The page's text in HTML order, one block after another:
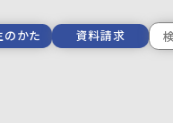
のかた 資料請求